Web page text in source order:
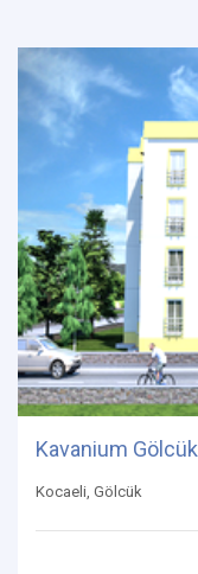
Kavanium Gölcük
Kocaeli, Gölcük